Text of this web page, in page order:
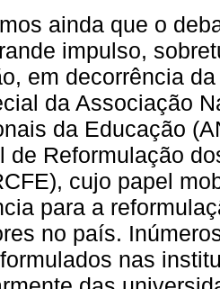
ainda que o
impulso,
em decorrência
da Associação
da Educação
de Reformulação
cujo papel
para a
no país.
nas